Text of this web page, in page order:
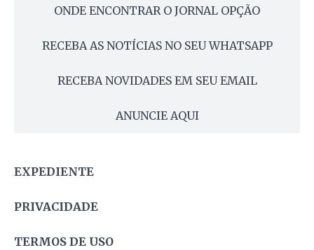
ONDE ENCONTRAR O JORNAL OPÇÃO
RECEBA AS NOTÍCIAS NO SEU WHATSAPP
RECEBA NOVIDADES EM SEU EMAIL
ANUNCIE AQUI
EXPEDIENTE
PRIVACIDADE
TERMOS DE USO